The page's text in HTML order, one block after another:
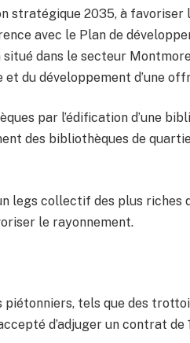
stratégique 2035, à favoriser
avec le Plan de
dans le secteur
du développement d’une
par l’édification d’une
des bibliothèques de
legs collectif des plus
le rayonnement.
piétonniers, tels que des
d’adjuger un contrat de